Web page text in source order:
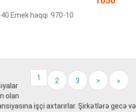
Emek haqqi :970-10
1 2 3 > »
olan
işçi axtarırlar. Şirkətlərə gecə və